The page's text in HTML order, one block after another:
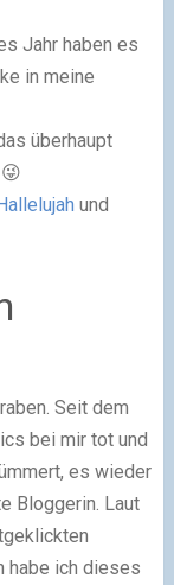
Jahr haben es
in meine
überhaupt
und
Seit dem
bei mir tot und
es wieder
Bloggerin. Laut
habe ich dieses